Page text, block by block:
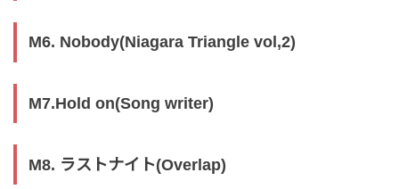
M6. Nobody(Niagara Triangle vol,2)
M7.Hold on(Song writer)
M8. ラストナイト(Overlap)